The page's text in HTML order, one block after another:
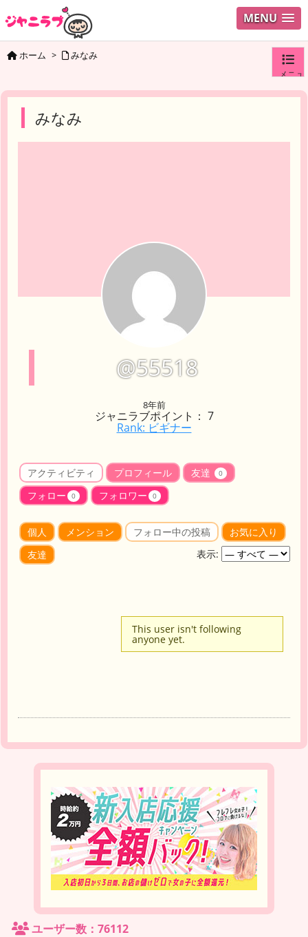
MENU
メニュ
ホーム > みなみ
みなみ
@55518
8年前
ジャニラブポイント： 7
Rank: ビギナー
アクティビティ プロフィール 友達 0
フォロー 0 フォロワー 0
個人 メンション フォロー中の投稿
お気に入り
友達
表示:
This user isn't following
anyone yet.
ユーザー数：76112